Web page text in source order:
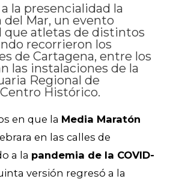
la presencialidad la
del Mar, un evento
que atletas de distintos
recorrieron los
de Cartagena, entre los
las instalaciones de la
Regional de
Histórico.
en que la Media Maratón
en las calles de
a la pandemia de la COVID-
versión regresó a la